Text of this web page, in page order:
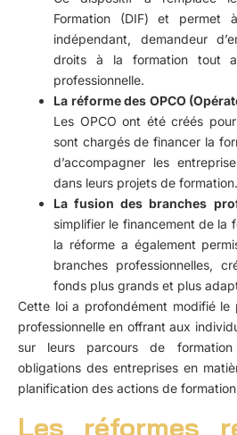
Formation (DIF) et permet
indépendant, demandeur
droits à la formation tout
professionnelle.
La réforme des OPCO
Les OPCO ont été créés
sont chargés de financer la
d’accompagner les
dans leurs projets de formation.
La fusion des branches
simplifier le financement de la
la réforme a également
branches professionnelles,
fonds plus grands et plus
Cette loi a profondément modifié le
professionnelle en offrant aux
sur leurs parcours de
obligations des entreprises en
planification des actions de
Les réformes